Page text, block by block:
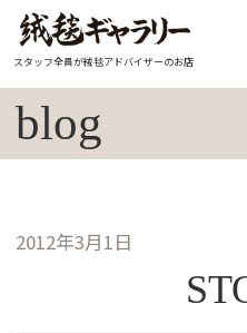
スタッフ全員が絨毯アドバイザーのお店
blog
2012年3月1日